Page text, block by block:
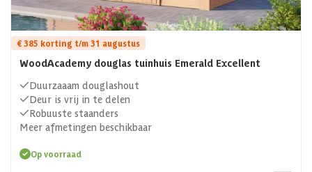
€ 385 korting t/m 31 augustus
WoodAcademy douglas tuinhuis Emerald Excellent
Duurzaaam douglashout
Deur is vrij in te delen
Robuuste staanders
Meer afmetingen beschikbaar
Op voorraad